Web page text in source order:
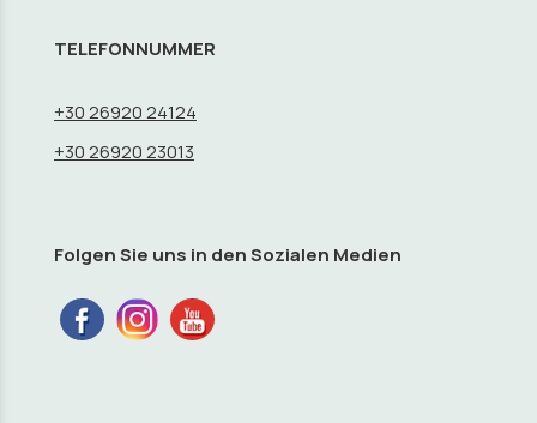
TELEFONNUMMER
+30 26920 24124
+30 26920 23013
Folgen Sie uns in den Sozialen Medien